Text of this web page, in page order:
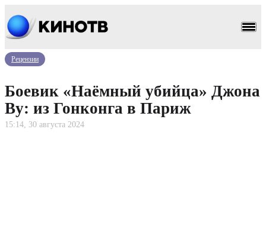
Рецензии
Боевик «Наёмный убийца» Джона
Ву: из Гонконга в Париж
15:14, 30 августа 2024